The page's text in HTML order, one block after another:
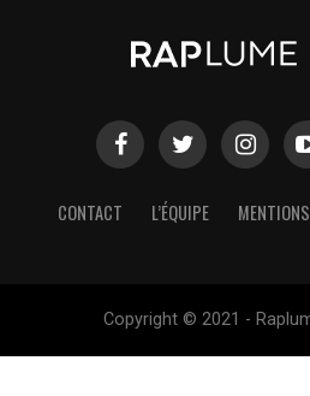
CONTACT L’ÉQUIPE
Copyright © 2021 -